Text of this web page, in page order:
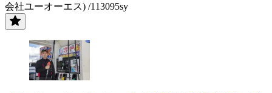
会社ユーオーエス) /113095sy